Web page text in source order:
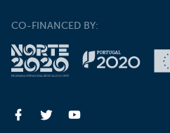
CO-FINANCED BY: